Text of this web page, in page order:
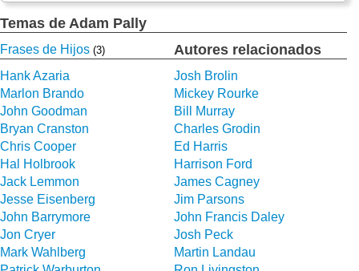
Temas de Adam Pally
Frases de Hijos (3) Autores relacionados
Hank Azaria
Josh Brolin
Marlon Brando
Mickey Rourke
John Goodman
Bill Murray
Bryan Cranston
Charles Grodin
Chris Cooper
Ed Harris
Hal Holbrook
Harrison Ford
Jack Lemmon
James Cagney
Jesse Eisenberg
Jim Parsons
John Barrymore
John Francis Daley
Jon Cryer
Josh Peck
Mark Wahlberg
Martin Landau